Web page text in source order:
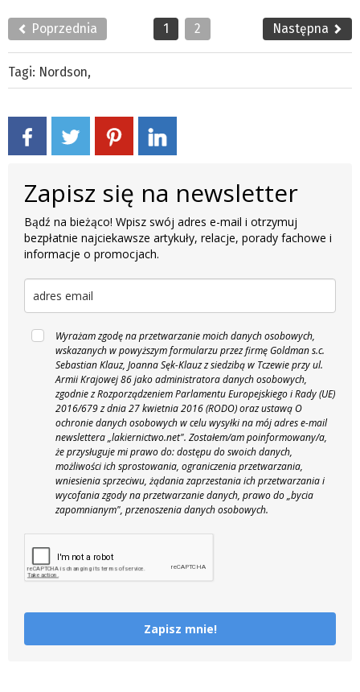
Poprzednia 1 2 Następna
Tagi: Nordson,
Zapisz się na newsletter
Bądź na bieżąco! Wpisz swój adres e-mail i otrzymuj
bezpłatnie najciekawsze artykuły, relacje, porady fachowe i
informacje o promocjach.
Wyrażam zgodę na przetwarzanie moich danych osobowych,
wskazanych w powyższym formularzu przez firmę Goldman s.c.
Sebastian Klauz, Joanna Sęk-Klauz z siedzibą w Tczewie przy ul.
Armii Krajowej 86 jako administratora danych osobowych,
zgodnie z Rozporządzeniem Parlamentu Europejskiego i Rady (UE)
2016/679 z dnia 27 kwietnia 2016 (RODO) oraz ustawą O
ochronie danych osobowych w celu wysyłki na mój adres e-mail
newslettera „lakiernictwo.net". Zostałem/am poinformowany/a,
że przysługuje mi prawo do: dostępu do swoich danych,
możliwości ich sprostowania, ograniczenia przetwarzania,
wniesienia sprzeciwu, żądania zaprzestania ich przetwarzania i
wycofania zgody na przetwarzanie danych, prawo do „bycia
zapomnianym", przenoszenia danych osobowych.
Zapisz mnie!